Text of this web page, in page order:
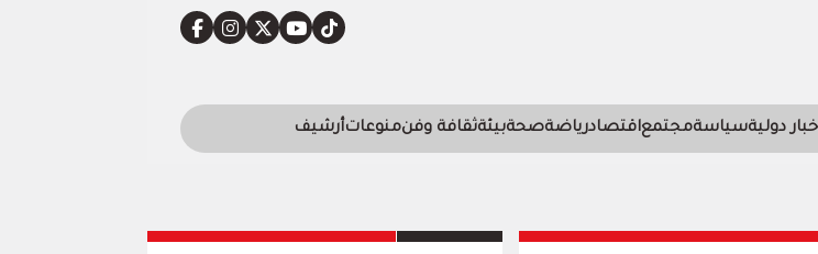
دوليةسياسةمجتمعاقتصادرياضةصحةبيئةثقافة وفنمنوعاتأرشيف